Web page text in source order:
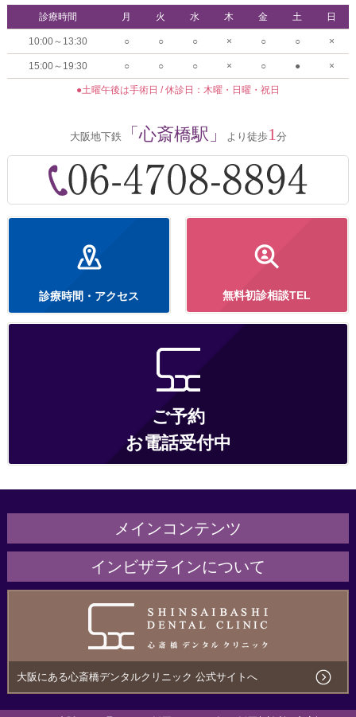
診療時間 月 火 水 木 金 土 日
10:00～13:30 ○ ○ ○ × ○ ○ ×
15:00～19:30 ○ ○ ○ × ○ ● ×
●土曜午後は手術日 / 休診日：木曜・日曜・祝日
大阪地下鉄 「心斎橋駅」 より徒歩1分
診療時間・アクセス 無料初診相談TEL
ご予約
お電話受付中
メインコンテンツ
医院紹介
治療の流れ・サポート
インビザラインについて
こんな方にオススメ
メリットとデメリット
大阪にある心斎橋デンタルクリニック 公式サイトへ